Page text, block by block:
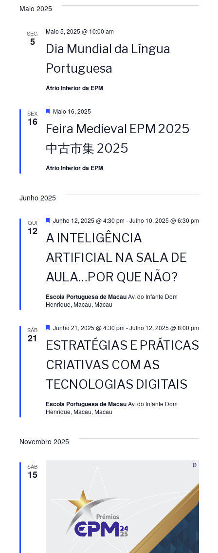
Maio 2025
SEG
5
Dia Mundial da Língua
Portuguesa
Maio 5, 2025 @ 10:00 am
Átrio Interior da EPM
SEX
16
Feira Medieval EPM 2025
中古市集 2025
D
s
t
q
e
Maio 16, 2025
Átrio Interior da EPM
Junho 2025
QUI
12
A INTELIGÊNCIA
ARTIFICIAL NA SALA DE
AULA…POR QUE NÃO?
D
s
t
a
q
e
Junho 12, 2025 @ 4:30 pm-Julho 10, 2025 @ 6:30 pm
Escola Portuguesa de MacauAv. do Infante Dom
Henrique, Macau, Macau
SÁB
21
ESTRATÉGIAS E PRÁTICAS
CRIATIVAS COM AS
TECNOLOGIAS DIGITAIS
D
s
t
a
q
e
Junho 21, 2025 @ 4:30 pm-Julho 12, 2025 @ 8:00 pm
Escola Portuguesa de MacauAv. do Infante Dom
Henrique, Macau, Macau
Novembro 2025
SÁB
15